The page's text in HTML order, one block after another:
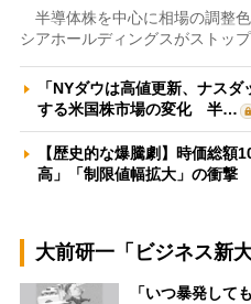
半導体株を中心に相場の調整
シアホールディングスがストッ
「NYダウは高値更新、ナス
する米国株市場の変化 半…
【歴史的な爆騰劇】時価総額
高」「制限値幅拡大」の衝
大前研一「ビジネス新
「いつ暴発して